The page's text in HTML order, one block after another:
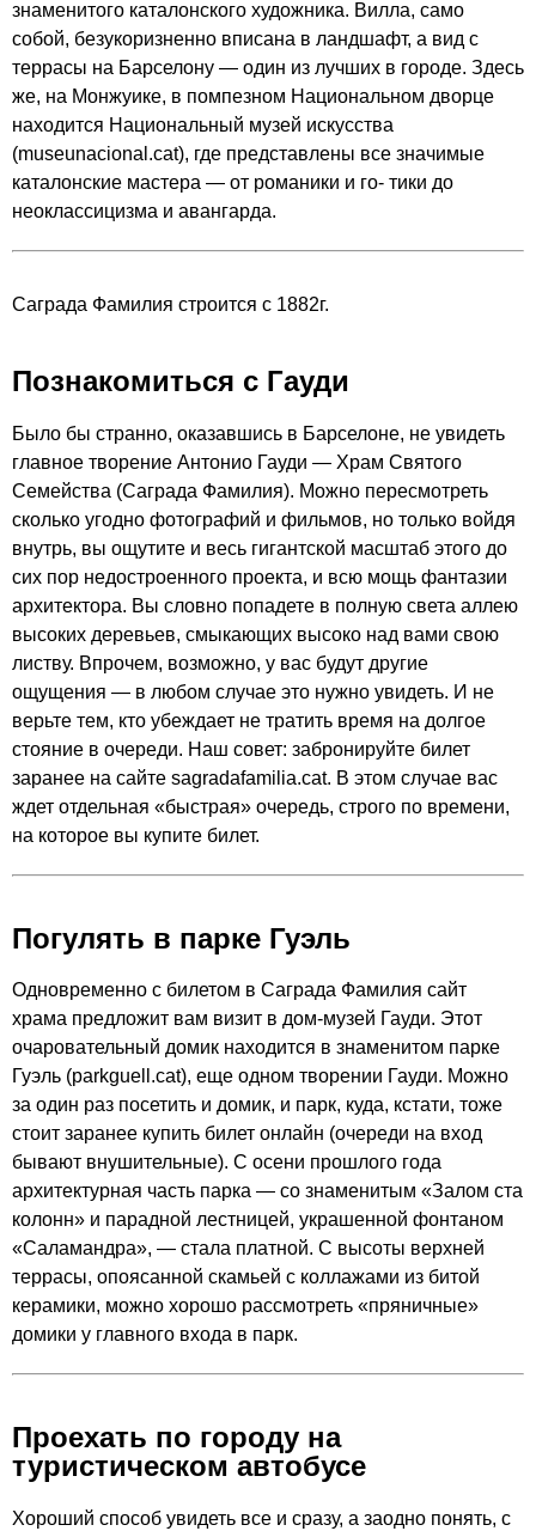
знаменитого каталонского художника. Вилла, само
собой, безукоризненно вписана в ландшафт, а вид с
террасы на Барселону — один из лучших в городе. Здесь
же, на Монжуике, в помпезном Национальном дворце
находится Национальный музей искусства
(museunacional.cat), где представлены все значимые
каталонские мастера — от романики и го- тики до
неоклассицизма и авангарда.
Саграда Фамилия строится с 1882г.
Познакомиться с Гауди
Было бы странно, оказавшись в Барселоне, не увидеть
главное творение Антонио Гауди — Храм Святого
Семейства (Саграда Фамилия). Можно пересмотреть
сколько угодно фотографий и фильмов, но только войдя
внутрь, вы ощутите и весь гигантской масштаб этого до
сих пор недостроенного проекта, и всю мощь фантазии
архитектора. Вы словно попадете в полную света аллею
высоких деревьев, смыкающих высоко над вами свою
листву. Впрочем, возможно, у вас будут другие
ощущения — в любом случае это нужно увидеть. И не
верьте тем, кто убеждает не тратить время на долгое
стояние в очереди. Наш совет: забронируйте билет
заранее на сайте sagradafamilia.cat. В этом случае вас
ждет отдельная «быстрая» очередь, строго по времени,
на которое вы купите билет.
Погулять в парке Гуэль
Одновременно с билетом в Саграда Фамилия сайт
храма предложит вам визит в дом-музей Гауди. Этот
очаровательный домик находится в знаменитом парке
Гуэль (parkguell.cat), еще одном творении Гауди. Можно
за один раз посетить и домик, и парк, куда, кстати, тоже
стоит заранее купить билет онлайн (очереди на вход
бывают внушительные). С осени прошлого года
архитектурная часть парка — со знаменитым «Залом ста
колонн» и парадной лестницей, украшенной фонтаном
«Саламандра», — стала платной. С высоты верхней
террасы, опоясанной скамьей с коллажами из битой
керамики, можно хорошо рассмотреть «пряничные»
домики у главного входа в парк.
Проехать по городу на
туристическом автобусе
Хороший способ увидеть все и сразу, а заодно понять, с